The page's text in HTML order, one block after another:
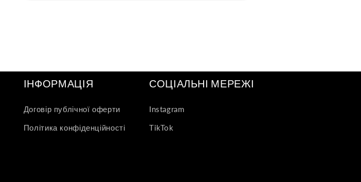
ІНФОРМАЦІЯ
Договір публічної оферти
Політика конфіденційності
СОЦІАЛЬНІ МЕРЕЖІ
Instagram
TikTok